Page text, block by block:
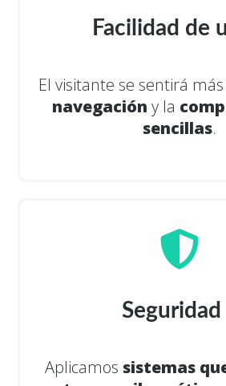
Facilidad de
El visitante se sentirá
navegación y la
sencillas.
Seguridad
Aplicamos sistemas